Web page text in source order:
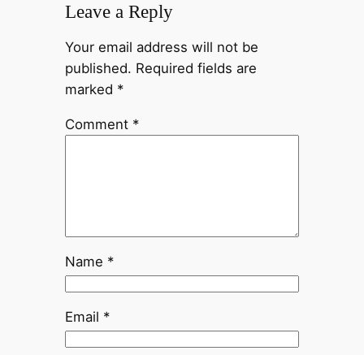
Leave a Reply
Your email address will not be
published. Required fields are
marked *
Comment *
Name *
Email *